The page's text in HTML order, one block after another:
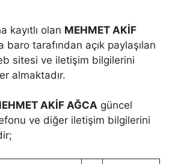
kayıtlı olan MEHMET AKİF
baro tarafından açık paylaşılan
sitesi ve iletişim bilgilerini
almaktadır.
AKİF AĞCA güncel
ve diğer iletişim bilgilerini